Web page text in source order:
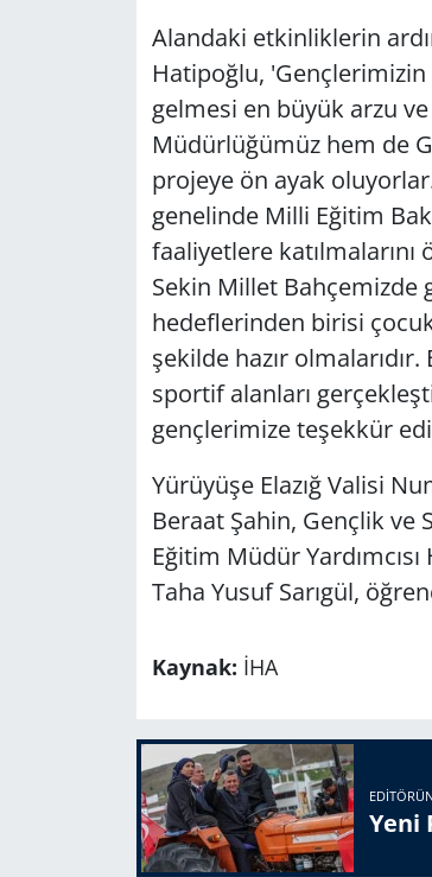
Alandaki etkinliklerin
Hatipoğlu, 'Gençlerimizin
gelmesi en büyük arzu
Müdürlüğümüz hem de
projeye ön ayak
genelinde Milli Eğitim
faaliyetlere
Sekin Millet
hedeflerinden birisi
şekilde hazır
sportif alanları
gençlerimize teşekkür
Yürüyüşe Elazığ Valisi
Beraat Şahin, Gençlik ve
Eğitim Müdür
Taha Yusuf Sarıgül,
Kaynak: İHA
Yeni